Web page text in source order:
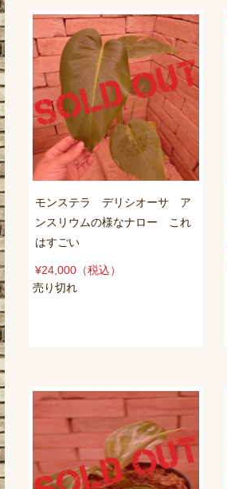
モンステラ デリシオーサ ア
ンスリウムの様なナロー これ
はすごい
¥24,000 （税込）
売り切れ